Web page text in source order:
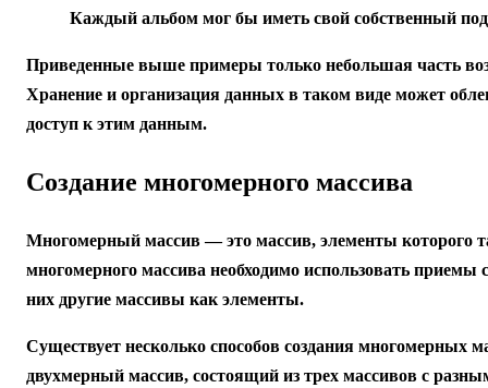
Каждый альбом мог бы иметь свой собственный
Приведенные выше примеры только небольшая часть
Хранение и организация данных в таком виде может
доступ к этим данным.
Создание многомерного массива
Многомерный массив — это массив, элементы которого
многомерного массива необходимо использовать
них другие массивы как элементы.
Существует несколько способов создания многомерных
двухмерный массив, состоящий из трех массивов с